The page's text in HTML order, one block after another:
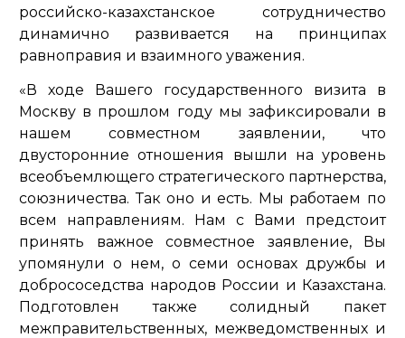
российско-казахстанское сотрудничество
динамично развивается на принципах
равноправия и взаимного уважения.
«В ходе Вашего государственного визита в
Москву в прошлом году мы зафиксировали в
нашем совместном заявлении, что
двусторонние отношения вышли на уровень
всеобъемлющего стратегического партнерства,
союзничества. Так оно и есть. Мы работаем по
всем направлениям. Нам с Вами предстоит
принять важное совместное заявление, Вы
упомянули о нем, о семи основах дружбы и
добрососедства народов России и Казахстана.
Подготовлен также солидный пакет
межправительственных, межведомственных и